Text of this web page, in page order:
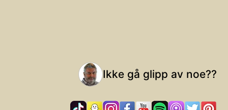
Ikke gå glipp av noe??